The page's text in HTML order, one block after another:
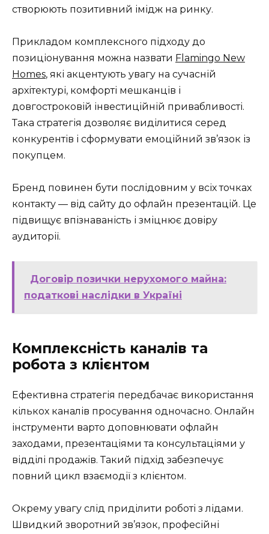
створюють позитивний імідж на ринку.
Прикладом комплексного підходу до
позиціонування можна назвати Flamingo New
Homes, які акцентують увагу на сучасній
архітектурі, комфорті мешканців і
довгостроковій інвестиційній привабливості.
Така стратегія дозволяє виділитися серед
конкурентів і сформувати емоційний зв’язок із
покупцем.
Бренд повинен бути послідовним у всіх точках
контакту — від сайту до офлайн презентацій. Це
підвищує впізнаваність і зміцнює довіру
аудиторії.
Договір позички нерухомого майна:
податкові наслідки в Україні
Комплексність каналів та
робота з клієнтом
Ефективна стратегія передбачає використання
кількох каналів просування одночасно. Онлайн
інструменти варто доповнювати офлайн
заходами, презентаціями та консультаціями у
відділі продажів. Такий підхід забезпечує
повний цикл взаємодії з клієнтом.
Окрему увагу слід приділити роботі з лідами.
Швидкий зворотний зв’язок, професійні